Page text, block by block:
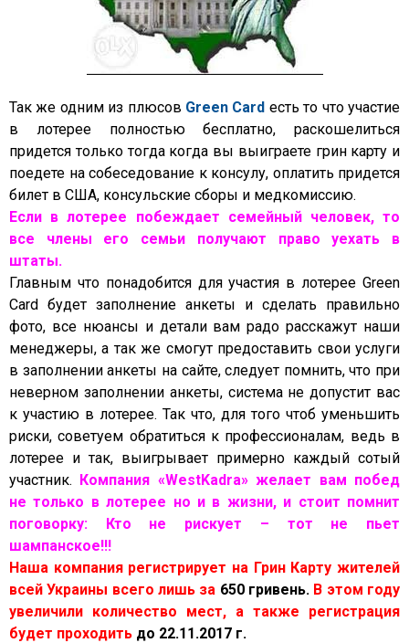
Так же одним из плюсов Green Card есть то что участие
в лотерее полностью бесплатно, раскошелиться
придется только тогда когда вы выиграете грин карту и
поедете на собеседование к консулу, оплатить придется
билет в США, консульские сборы и медкомиссию.
Если в лотерее побеждает семейный человек, то
все члены его семьи получают право уехать в
штаты.
Главным что понадобится для участия в лотерее Green
Card будет заполнение анкеты и сделать правильно
фото, все нюансы и детали вам радо расскажут наши
менеджеры, а так же смогут предоставить свои услуги
в заполнении анкеты на сайте, следует помнить, что при
неверном заполнении анкеты, система не допустит вас
к участию в лотерее. Так что, для того чтоб уменьшить
риски, советуем обратиться к профессионалам, ведь в
лотерее и так, выигрывает примерно каждый сотый
участник.
Компания «WestKadra» желает вам побед
не только в лотерее но и в жизни, и стоит помнит
поговорку: Кто не рискует – тот не пьет
шампанское!!!
Наша компания регистрирует на Грин Карту жителей
всей Украины всего лишь за 650 гривень. В этом году
увеличили количество мест, а также регистрация
будет проходить до 22.11.2017 г.